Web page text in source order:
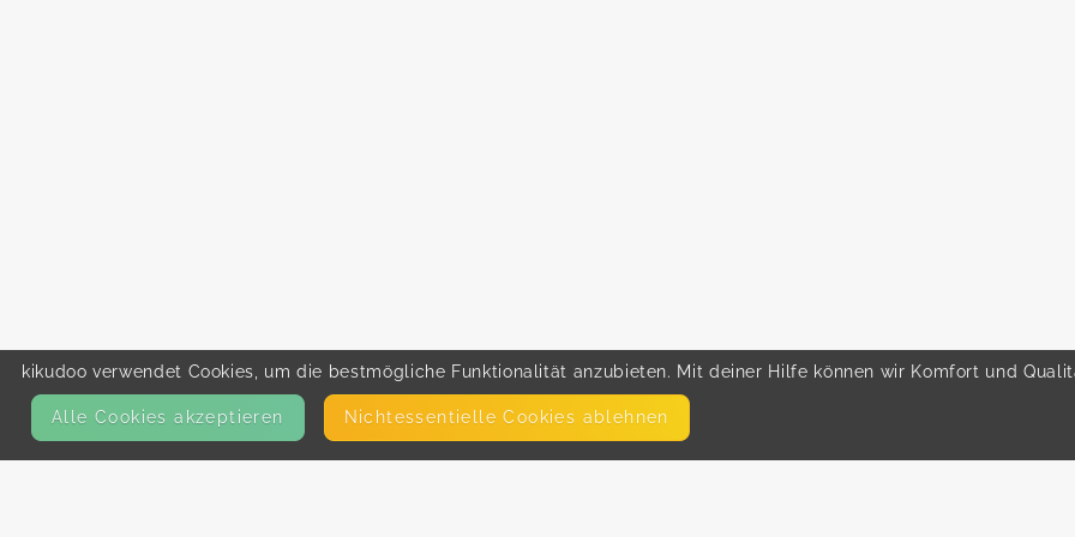
kikudoo verwendet Cookies, um die bestmögliche Funktionalität anzubieten. Mit deiner Hilfe können wir Komfort und
Alle Cookies akzeptieren Nicht­essentielle Cookies ablehnen